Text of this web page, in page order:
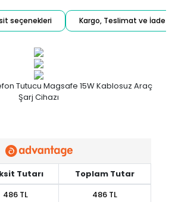
seçenekleri Kargo, Teslimat ve İade
Tutucu Magsafe 15W Kablosuz Araç
Şarj Cihazı
Tutarı
Toplam Tutar
486 TL
486 TL